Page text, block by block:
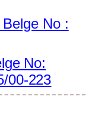
Belge No :
No:
00-223